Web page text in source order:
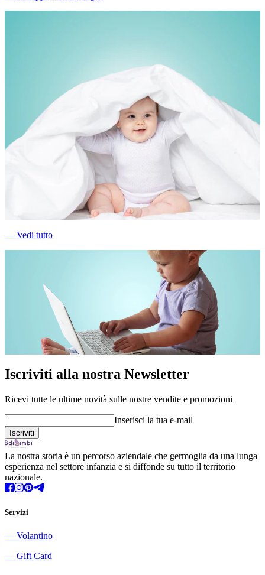
― Vedi tutto
Iscriviti alla nostra Newsletter
Ricevi tutte le ultime novità sulle nostre vendite e promozioni
Inserisci la tua e-mail
La nostra storia è un percorso aziendale che germoglia da una lunga
esperienza nel settore infanzia e si diffonde su tutto il territorio
nazionale.
Servizi
― Volantino
― Gift Card